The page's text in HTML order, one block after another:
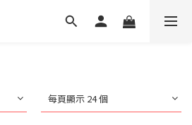
每頁顯示 24 個